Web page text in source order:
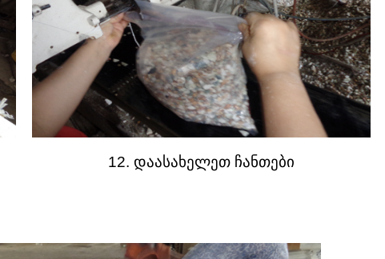
12. დაასახელეთ ჩანთები